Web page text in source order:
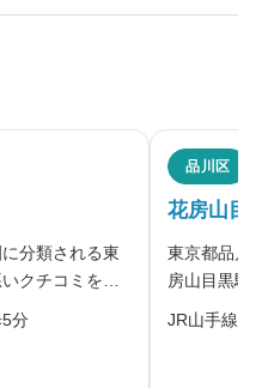
遠慮ください。
分類される東
クチコミを合
越保育園は、
可保育園で
分
品川区
花房山目
東京都品川
房山目黒駅
チコミを
目黒駅前
JR山手線「